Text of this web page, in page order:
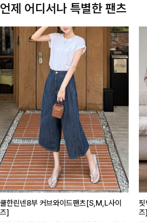
언제 어디서나 특별한 팬츠
쿨한린넨8부 커브와이드팬츠[S,M,L사이
즈]
즈]